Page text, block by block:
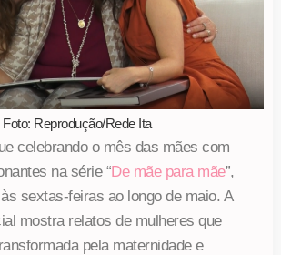
Foto: Reprodução/Rede Ita
celebrando o mês das mães com
na série “De mãe para mãe”,
sextas-feiras ao longo de maio. A
mostra relatos de mulheres que
pela maternidade e